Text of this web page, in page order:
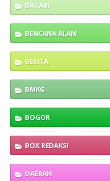
BATAM
BENCANA ALAM
BERITA
BMKG
BOGOR
BOX REDAKSI
DAERAH